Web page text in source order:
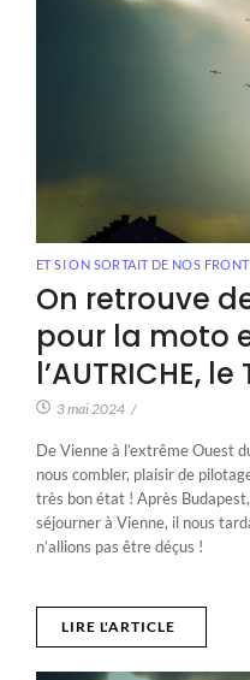
ET SI ON SORTAIT DE NOS
On retrouve
pour la moto
l’AUTRICHE, le
3 mai 2024 /
De Vienne à l’extrême Ouest
nous combler, plaisir de
très bon état ! Après
séjourner à Vienne, il nous
n’allions pas être déçus !
LIRE L'ARTICLE